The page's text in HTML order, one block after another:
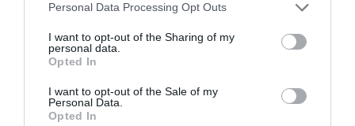
Personal Data Processing Opt Outs
I want to opt-out of the Sharing of my
personal data.
Opted In
I want to opt-out of the Sale of my
Personal Data.
Opted In